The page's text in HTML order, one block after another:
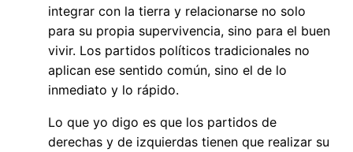
integrar con la tierra y relacionarse no solo
para su propia supervivencia, sino para el buen
vivir. Los partidos políticos tradicionales no
aplican ese sentido común, sino el de lo
inmediato y lo rápido.
Lo que yo digo es que los partidos de
derechas y de izquierdas tienen que realizar su